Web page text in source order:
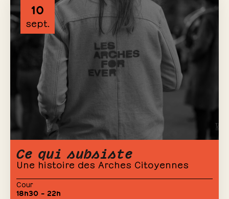
10
sept.
Ce qui subsiste
Une histoire des Arches Citoyennes
Cour
18h30 – 22h